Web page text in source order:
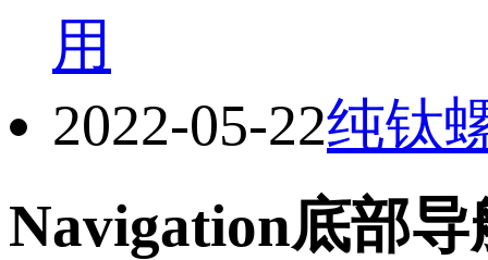
用
2022-05-22纯钛
Navigation底部导